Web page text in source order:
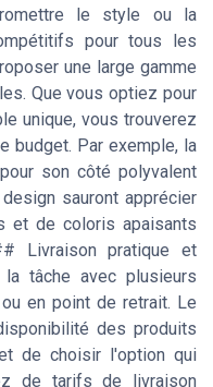
le style ou la
pour tous les
une large gamme
Que vous optiez pour
unique, vous trouverez
budget. Par exemple, la
son côté polyvalent
sauront apprécier
et de coloris apaisants
Livraison pratique et
tâche avec plusieurs
en point de retrait. Le
des produits
de choisir l'option qui
de tarifs de livraison